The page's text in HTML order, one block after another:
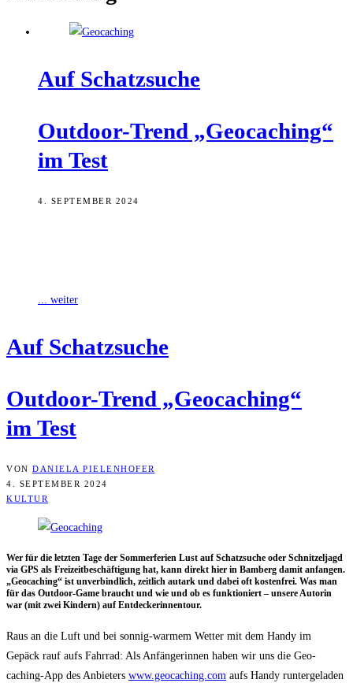
Auf Schatz­su­che
Out­door-Trend „Geo­caching“
im Test
4. SEPTEMBER 2024
... weiter
Auf Schatz­su­che
Out­door-Trend „Geo­caching“
im Test
VON DANIELA PIELENHOFER
4. SEPTEMBER 2024
KULTUR
Wer für die letz­ten Tage der Som­mer­fe­ri­en Lust auf Schatz­su­che oder Schnit­zel­jagd
via GPS als Frei­zeit­be­schäf­ti­gung hat, kann direkt hier in Bam­berg damit anfan­gen.
„Geo­caching“ ist unver­bind­lich, zeit­lich aut­ark und dabei oft kos­ten­frei. Was man
für das Out­door-Game braucht und wie und ob es funk­tio­niert – unse­re Autorin
war (mit zwei Kin­dern) auf Entdeckerinnentour.
Raus an die Luft und bei son­nig-war­mem Wet­ter mit dem Han­dy im
Gepäck rauf aufs Fahr­rad: Als Anfän­ge­rin­nen haben wir uns die Geo­
caching-App des Anbie­ters www.geocaching.com aufs Han­dy run­ter­ge­la­den